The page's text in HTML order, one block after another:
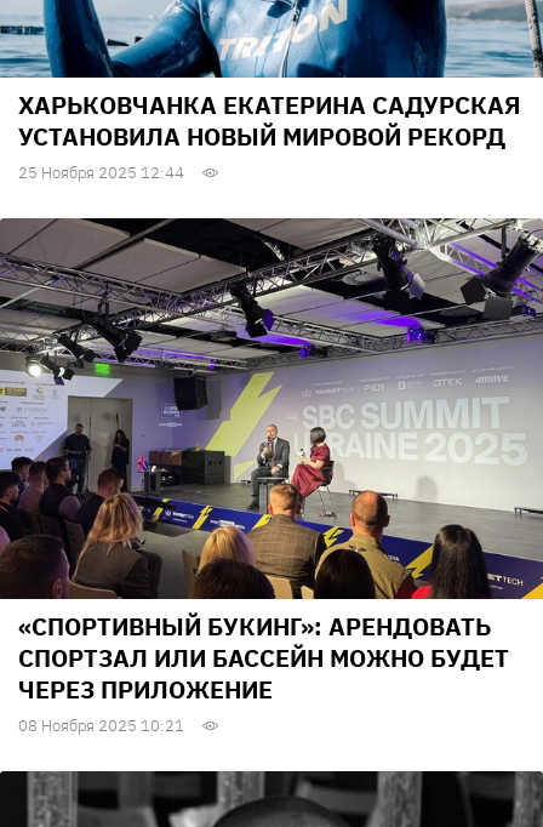
ХАРЬКОВЧАНКА ЕКАТЕРИНА САДУРСКАЯ
УСТАНОВИЛА НОВЫЙ МИРОВОЙ РЕКОРД
25 Ноября 2025 12:44
«СПОРТИВНЫЙ БУКИНГ»: АРЕНДОВАТЬ
СПОРТЗАЛ ИЛИ БАССЕЙН МОЖНО БУДЕТ
ЧЕРЕЗ ПРИЛОЖЕНИЕ
08 Ноября 2025 10:21